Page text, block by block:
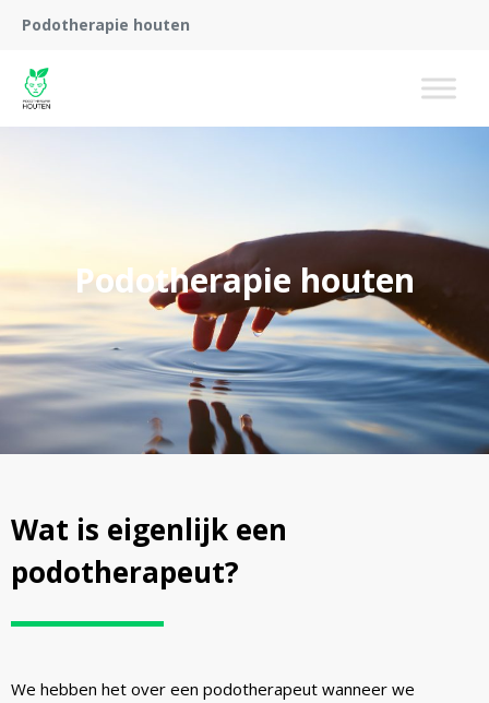
Podotherapie houten
Podotherapie houten
Wat is eigenlijk een
podotherapeut?
We hebben het over een podotherapeut wanneer we